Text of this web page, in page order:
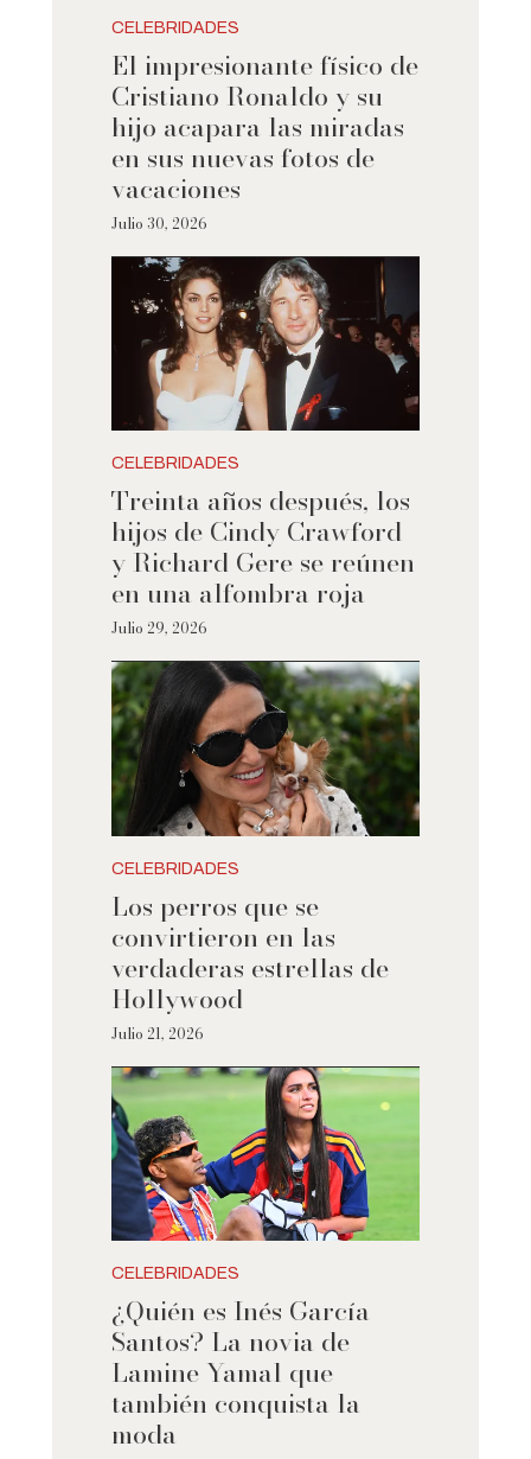
CELEBRIDADES
El impresionante físico de
Cristiano Ronaldo y su
hijo acapara las miradas
en sus nuevas fotos de
vacaciones
Julio 30, 2026
CELEBRIDADES
Treinta años después, los
hijos de Cindy Crawford
y Richard Gere se reúnen
en una alfombra roja
Julio 29, 2026
CELEBRIDADES
Los perros que se
convirtieron en las
verdaderas estrellas de
Hollywood
Julio 21, 2026
CELEBRIDADES
¿Quién es Inés García
Santos? La novia de
Lamine Yamal que
también conquista la
moda